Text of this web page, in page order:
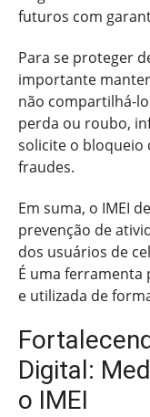
futuros com
Para se proteger
importante
não compartilhá-
perda ou roubo,
solicite o bloqueio
fraudes.
Em suma, o IMEI
prevenção de
dos usuários de
É uma ferramenta
e utilizada de
Digital:
o IMEI